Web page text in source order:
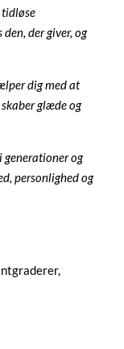
der giver, og
dig med at
glæde og
generationer og
personlighed og